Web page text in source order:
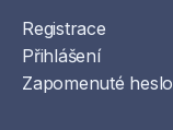
Registrace
Přihlášení
Zapomenuté heslo